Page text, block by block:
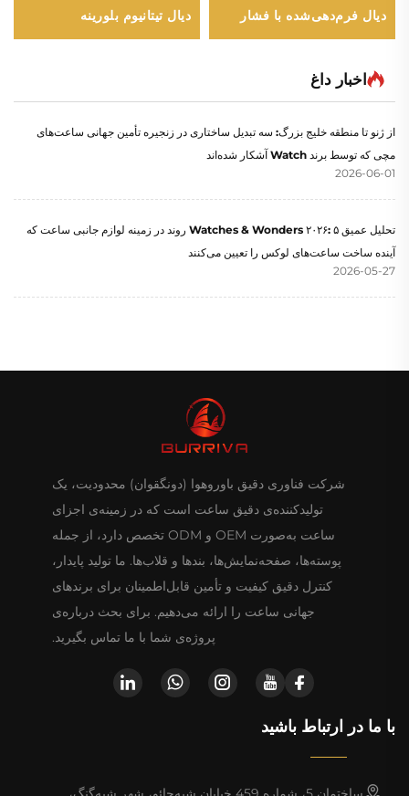
دیال فرم‌دهی‌شده با فشار دیال تیتانیوم بلورینه
اخبار داغ
از ژنو تا منطقه خلیج بزرگ: سه تبدیل ساختاری در زنجیره تأمین جهانی ساعت‌های
مچی که توسط برند Watch آشکار شده‌اند
2026-06-01
تحلیل عمیق Watches & Wonders ۲۰۲۶: ۵ روند در زمینه لوازم جانبی ساعت که
آینده ساخت ساعت‌های لوکس را تعیین می‌کنند
2026-05-27
شرکت فناوری دقیق باوروهوا (دونگقوان) محدودیت، یک
تولیدکننده‌ی دقیق ساعت است که در زمینه‌ی اجزای
ساعت به‌صورت OEM و ODM تخصص دارد، از جمله
پوسته‌ها، صفحه‌نمایش‌ها، بندها و قلاب‌ها. ما تولید پایدار،
کنترل دقیق کیفیت و تأمین قابل‌اطمینان برای برندهای
جهانی ساعت را ارائه می‌دهیم. برای بحث درباره‌ی
پروژه‌ی شما با ما تماس بگیرید.
با ما در ارتباط باشید